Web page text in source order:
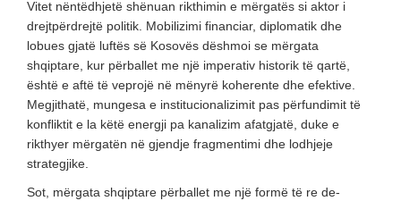
Vitet nëntëdhjetë shënuan rikthimin e mërgatës si aktor i
drejtpërdrejtë politik. Mobilizimi financiar, diplomatik dhe
lobues gjatë luftës së Kosovës dëshmoi se mërgata
shqiptare, kur përballet me një imperativ historik të qartë,
është e aftë të veprojë në mënyrë koherente dhe efektive.
Megjithatë, mungesa e institucionalizimit pas përfundimit të
konfliktit e la këtë energji pa kanalizim afatgjatë, duke e
rikthyer mërgatën në gjendje fragmentimi dhe lodhjeje
strategjike.
Sot, mërgata shqiptare përballet me një formë të re de-